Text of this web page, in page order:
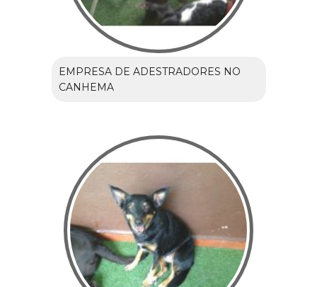
EMPRESA DE ADESTRADORES NO
CANHEMA